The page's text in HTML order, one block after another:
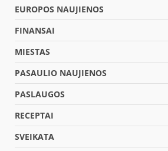
EUROPOS NAUJIENOS
FINANSAI
MIESTAS
PASAULIO NAUJIENOS
PASLAUGOS
RECEPTAI
SVEIKATA